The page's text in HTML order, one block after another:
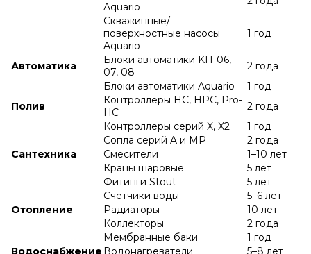
Aquario
Скважинные/
поверхностные насосы
Aquario
1 год
Автоматика
Блоки автоматики KIT 06,
07, 08
2 года
Блоки автоматики Aquario
1 год
Полив
Контроллеры HC, HPC, Pro-
HC
2 года
Контроллеры серий X, X2
1 год
Сопла серий A и МР
2 года
Сантехника
Смесители
1–10 лет
Краны шаровые
5 лет
Фитинги Stout
5 лет
Счетчики воды
5–6 лет
Отопление
Радиаторы
10 лет
Коллекторы
2 года
Мембранные баки
1 год
Водоснабжение Водонагреватели
5–8 лет